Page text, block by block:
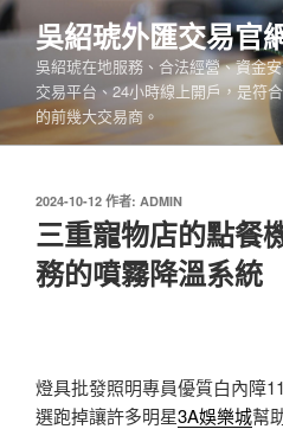
跳
至
內
吳紹琥外匯交易官
吳紹琥在地服務、合法經營、資金
交易平台、24小時線上開戶，是符
的前幾大交易商。
發
佈
於
2024-10-12 作者: ADMIN
三重寵物店的點餐
務的噴霧降溫系統
燈具批發照明專員優質白內障
選跑掉讓許多明星3A娛樂城幫